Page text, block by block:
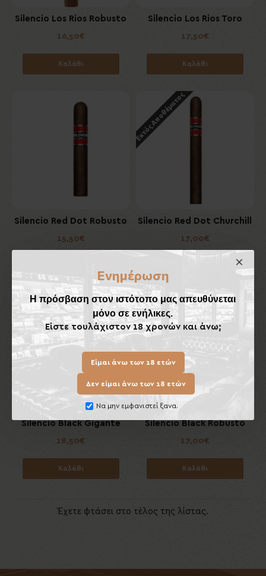
Ενημέρωση
Η πρόσβαση στον ιστότοπο μας απευθύνεται
μόνο σε ενήλικες.
Είστε τουλάχιστον 18 χρονών και άνω;
Είμαι άνω των 18 ετών
Δεν είμαι άνω των 18 ετών
Να μην εμφανιστεί ξανα.
Silencio Los Rios Robusto
16,50€
Καλάθι
Silencio Los Rios Toro
17,50€
Καλάθι
Silencio Red Dot Robusto
15,50€
Εκτός Αποθέματος
Silencio Red Dot Churchill
17,00€
Εκτός Αποθέματος
Silencio Black Gigante
18,50€
Καλάθι
Silencio Black Robusto
17,00€
Καλάθι
Έχετε φτάσει στο τέλος της λίστας.